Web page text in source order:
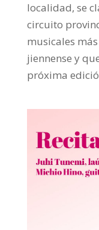
localidad, se
circuito
musicales
jiennense y
próxima